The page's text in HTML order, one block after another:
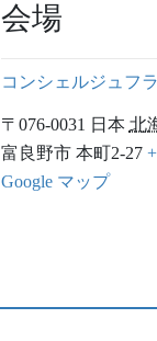
会場
コンシェルジュフ
〒076-0031 日本 北
富良野市 本町2-27 +
Google マップ